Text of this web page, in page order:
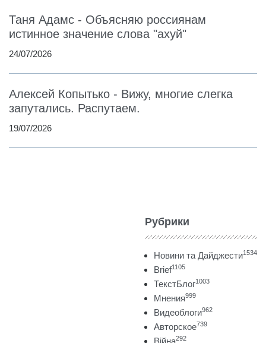
Таня Адамс - Объясняю россиянам
истинное значение слова "ахуй"
24/07/2026
Алексей Копытько - Вижу, многие слегка
запутались. Распутаем.
19/07/2026
Рубрики
Новини та Дайджести1534
Brief1105
ТекстБлог1003
Мнения999
Видеоблоги962
Авторское739
Війна292